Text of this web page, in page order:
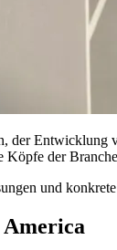
der Entwicklung
der
und